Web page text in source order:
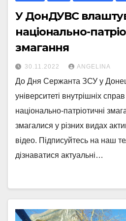
У ДонДУВС
національно-
змагання
30.11.2022 ANGELINA
До Дня Сержанта ЗСУ у
університеті внутрішніх
національно-патріотичні
змагалися у різних видах
відео. Підписуйтесь на наш
дізнаватися актуальні…